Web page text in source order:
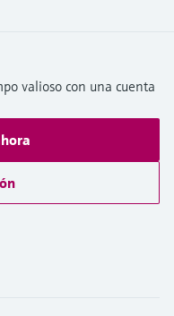
valioso con una cuenta